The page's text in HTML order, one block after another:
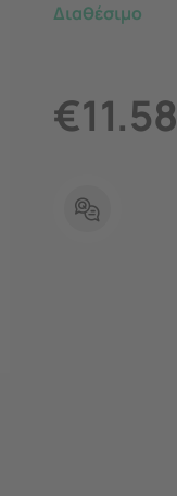
Διαθέσιμο
€11.58